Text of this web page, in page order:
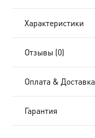
Характеристики
Отзывы (0)
Оплата & Доставка
Гарантия